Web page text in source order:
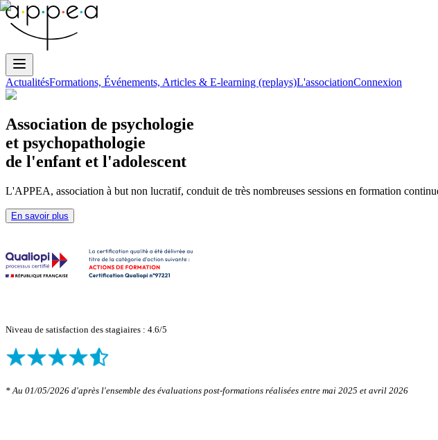
ActualitésFormations, Événements, Articles & E-learning (replays)L'associationConnexion
Association de psychologie
et psychopathologie
de l'enfant et l'adolescent
L'APPEA, association à but non lucratif, conduit de très nombreuses sessions en formation
En savoir plus
Niveau de satisfaction des stagiaires : 4.6/5
* Au 01/05/2026 d'après l'ensemble des évaluations post-formations réalisées entre mai 2025 et avril 2026